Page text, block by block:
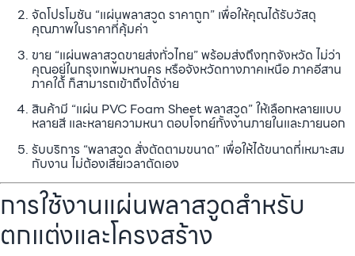
จัดโปรโมชัน “แผ่นพลาสวูด ราคาถูก” เพื่อให้คุณได้รับวัสดุ
คุณภาพในราคาที่คุ้มค่า
ขาย “แผ่นพลาสวูดขายส่งทั่วไทย” พร้อมส่งถึงทุกจังหวัด ไม่ว่า
คุณอยู่ในกรุงเทพมหานคร หรือจังหวัดทางภาคเหนือ ภาคอีสาน
ภาคใต้ ก็สามารถเข้าถึงได้ง่าย
สินค้ามี “แผ่น PVC Foam Sheet พลาสวูด” ให้เลือกหลายแบบ
หลายสี และหลายความหนา ตอบโจทย์ทั้งงานภายในและภายนอก
รับบริการ “พลาสวูด สั่งตัดตามขนาด” เพื่อให้ได้ขนาดที่เหมาะสม
กับงาน ไม่ต้องเสียเวลาตัดเอง
การใช้งานแผ่นพลาสวูดสำหรับ
ตกแต่งและโครงสร้าง